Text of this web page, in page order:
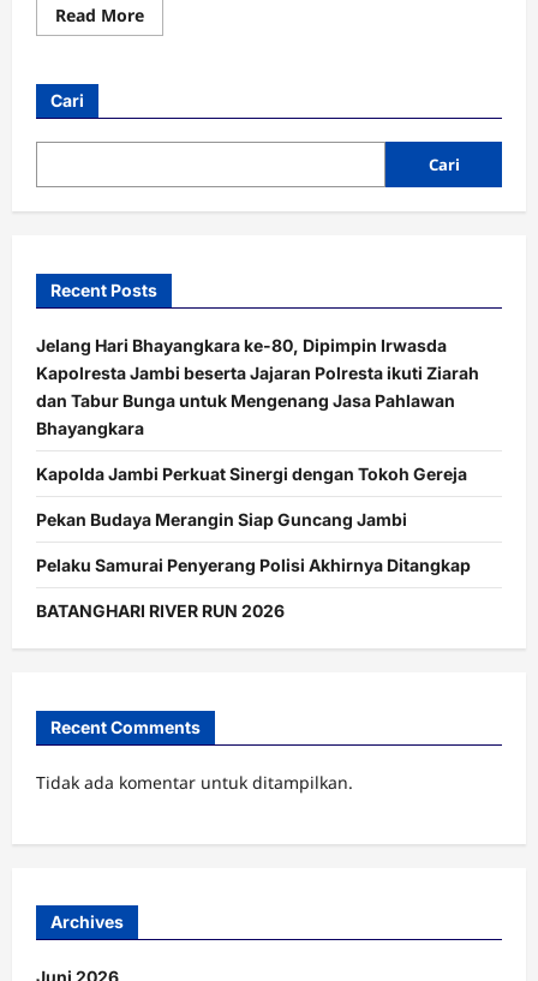
Read MoreRead
more
Lintas
Dini,
Al-
Kids
Jambi
Cari
Cari
Recent Posts
Jelang Hari Bhayangkara ke-80, Dipimpin Irwasda
Kapolresta Jambi beserta Jajaran Polresta ikuti Ziarah
dan Tabur Bunga untuk Mengenang Jasa Pahlawan
Bhayangkara
Kapolda Jambi Perkuat Sinergi dengan Tokoh Gereja
Pekan Budaya Merangin Siap Guncang Jambi
Pelaku Samurai Penyerang Polisi Akhirnya Ditangkap
BATANGHARI RIVER RUN 2026
Recent Comments
Tidak ada komentar untuk ditampilkan.
Archives